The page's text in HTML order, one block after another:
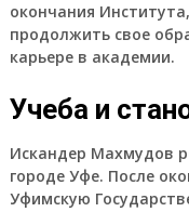
окончания
продолжить свое
карьере в академии.
Учеба и
Искандер Махмудов
городе Уфе. После
Уфимскую